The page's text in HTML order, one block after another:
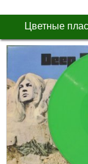
Цветные